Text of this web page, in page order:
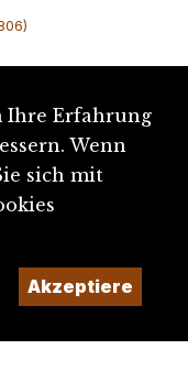
Ihre Erfahrung
Wenn
sich mit
Akzeptiere